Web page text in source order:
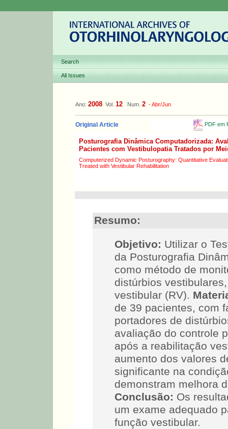
Search
All Issues
Ano: 2008 Vol. 12 Num. 2 -Abr/Jun
Original Article PDF em
Posturografia Dinâmica Computadorizada:
Pacientes com Vestibulopatia Tratados por
Computerized Dynamic Posturography: Quantitative
Treated with Vestibular Rehabilitation
Resumo:
Objetivo: Utilizar o
da Posturografia
como método de
distúrbios
vestibular (RV).
de 39 pacientes, com
portadores de
avaliação do controle
após a reabilitação
aumento dos valores
significante na
demonstram melhora
Conclusão: Os
um exame adequado
função vestibular.